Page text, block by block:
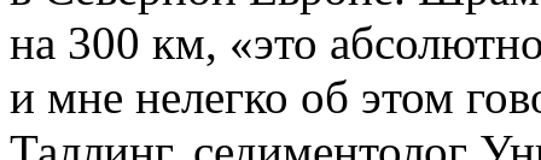
на 300 км, «это
и мне нелегко об этом